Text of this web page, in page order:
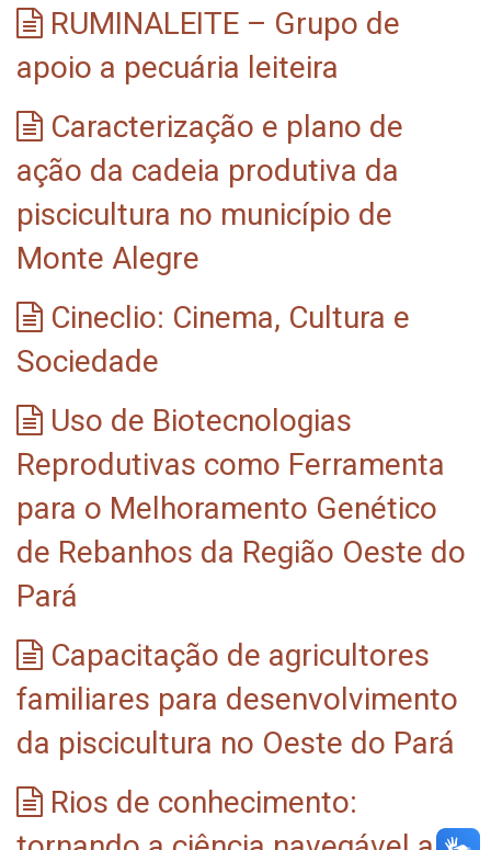
RUMINALEITE – Grupo de
apoio a pecuária leiteira
Caracterização e plano de
ação da cadeia produtiva da
piscicultura no município de
Monte Alegre
Cineclio: Cinema, Cultura e
Sociedade
Uso de Biotecnologias
Reprodutivas como Ferramenta
para o Melhoramento Genético
de Rebanhos da Região Oeste do
Pará
Capacitação de agricultores
familiares para desenvolvimento
da piscicultura no Oeste do Pará
Rios de conhecimento: